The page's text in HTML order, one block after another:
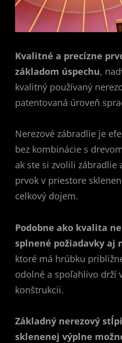
Kvalitné a precízne
základom úspechu,
kvalitný používaný
patentovaná úroveň
Nerezové zábradlie je
bez kombinácie s
ak ste si zvolili zábradlie
prvok v priestore
celkový dojem.
Podobne ako kvalita
splnené požiadavky aj
ktoré má hrúbku
odolné a spoľahlivo drží
konštrukcii.
Základný nerezový
sklenenej výplne